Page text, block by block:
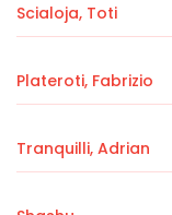
Scialoja, Toti
Plateroti, Fabrizio
Tranquilli, Adrian